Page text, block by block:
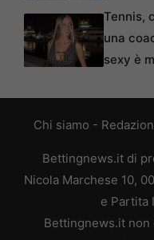
Tennis,
una
sexy è
Chi siamo -
Bettingnews.it di
Nicola Marchese 10,
e Partita
Bettingnews.it non